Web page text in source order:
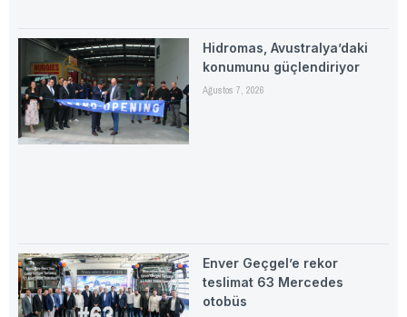
Hidromas, Avustralya’daki
konumunu güçlendiriyor
Ağustos 7, 2026
Enver Geçgel’e rekor
teslimat 63 Mercedes
otobüs